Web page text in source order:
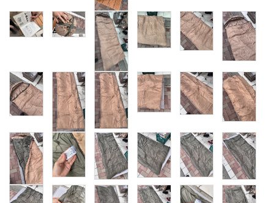
POLICY
ACCOUNT MENU
ようこそ ゲスト 様
meeting_room ログイン person 新規会員登録